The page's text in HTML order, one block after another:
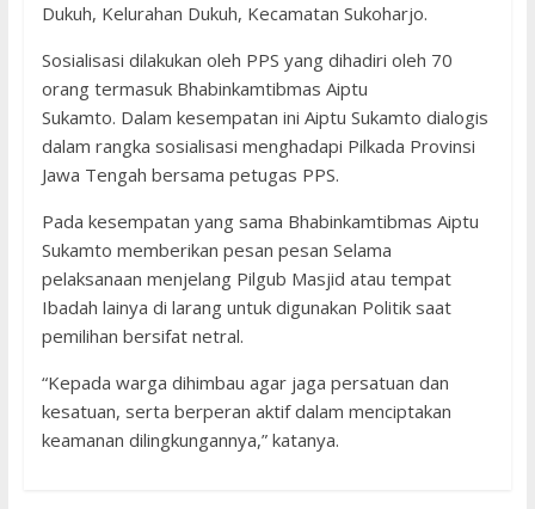
Dukuh, Kelurahan Dukuh, Kecamatan Sukoharjo.
Sosialisasi dilakukan oleh PPS yang dihadiri oleh 70
orang termasuk Bhabinkamtibmas Aiptu
Sukamto. Dalam kesempatan ini Aiptu Sukamto dialogis
dalam rangka sosialisasi menghadapi Pilkada Provinsi
Jawa Tengah bersama petugas PPS.
Pada kesempatan yang sama Bhabinkamtibmas Aiptu
Sukamto memberikan pesan pesan Selama
pelaksanaan menjelang Pilgub Masjid atau tempat
Ibadah lainya di larang untuk digunakan Politik saat
pemilihan bersifat netral.
“Kepada warga dihimbau agar jaga persatuan dan
kesatuan, serta berperan aktif dalam menciptakan
keamanan dilingkungannya,” katanya.